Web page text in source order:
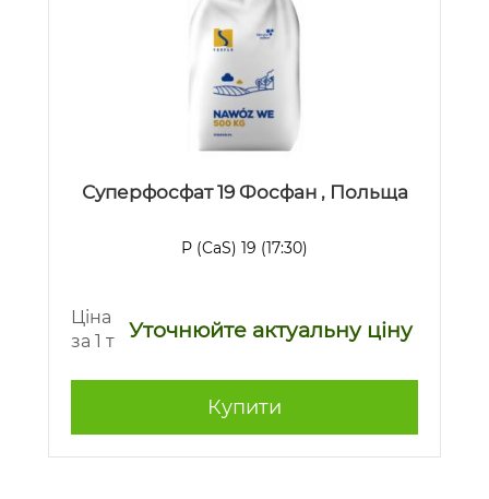
Суперфосфат 19 Фосфан , Польща
Р (CaS) 19 (17:30)
Ціна
за 1 т
Уточнюйте актуальну ціну
Купити